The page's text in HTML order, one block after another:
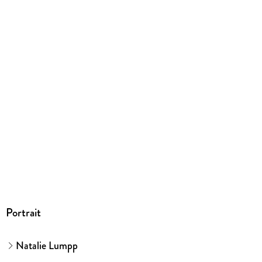
Portrait
Natalie Lumpp